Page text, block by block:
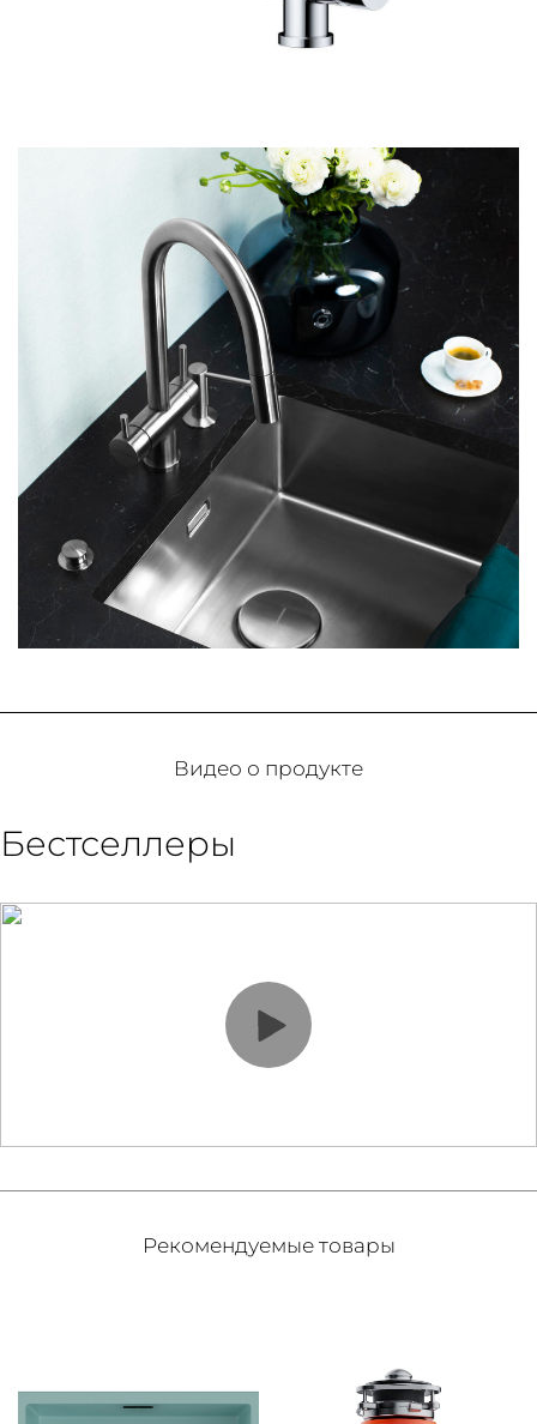
Видео о продукте
Бестселлеры
Рекомендуемые товары